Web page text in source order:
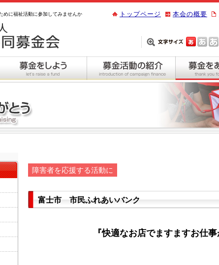
めに福祉活動に参加してみませんか 本会の概要
トップページ
障害者を応援する活動に
富士市 市民ふれあいバンク
『快適なお店でますますお仕事